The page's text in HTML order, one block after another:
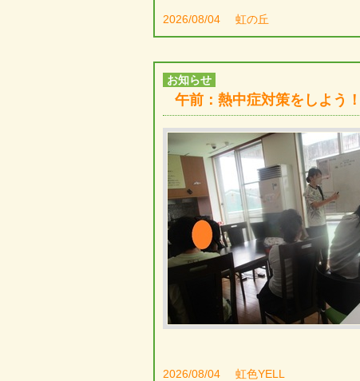
2026/08/04 虹の丘
お知らせ
午前：熱中症対策をしよう
2026/08/04 虹色YELL